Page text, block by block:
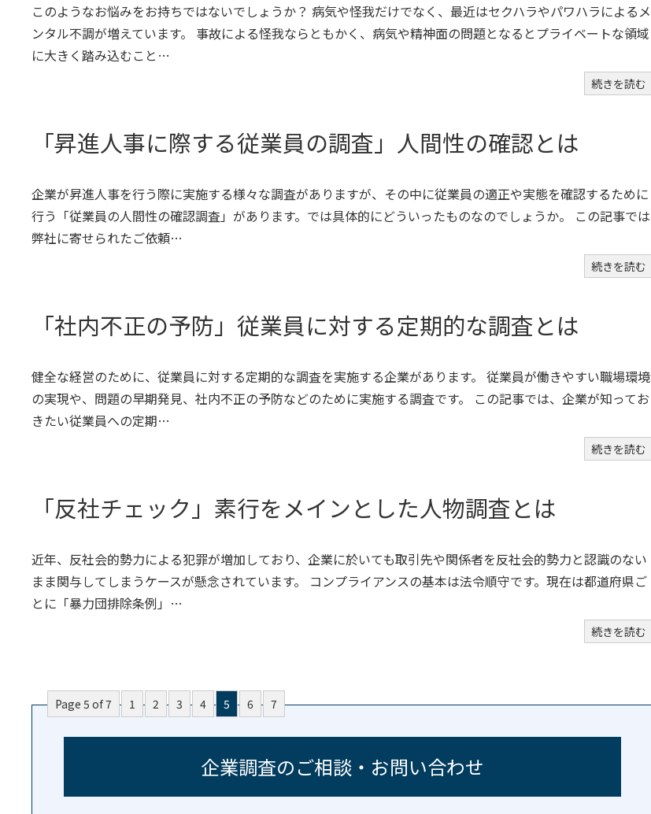
このようなお悩みをお持ちではないでしょうか？ 病気や怪我だけでなく、最近はセクハラやパワハラによるメ
ンタル不調が増えています。 事故による怪我ならともかく、病気や精神面の問題となるとプライベートな領域
に大きく踏み込むこと…
続きを読む
「昇進人事に際する従業員の調査」人間性の確認とは
企業が昇進人事を行う際に実施する様々な調査がありますが、その中に従業員の適正や実態を確認するために
行う「従業員の人間性の確認調査」があります。では具体的にどういったものなのでしょうか。 この記事では
弊社に寄せられたご依頼…
続きを読む
「社内不正の予防」従業員に対する定期的な調査とは
健全な経営のために、従業員に対する定期的な調査を実施する企業があります。 従業員が働きやすい職場環境
の実現や、問題の早期発見、社内不正の予防などのために実施する調査です。 この記事では、企業が知ってお
きたい従業員への定期…
続きを読む
「反社チェック」素行をメインとした人物調査とは
近年、反社会的勢力による犯罪が増加しており、企業に於いても取引先や関係者を反社会的勢力と認識のない
まま関与してしまうケースが懸念されています。 コンプライアンスの基本は法令順守です。現在は都道府県ご
とに「暴力団排除条例」…
続きを読む
Page 5 of 7 1 2 3 4 5 6 7
企業調査のご相談・お問い合わせ